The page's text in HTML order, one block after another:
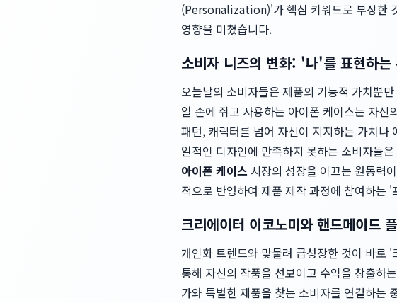
(Personalization)'가 핵심 키워드로 부상한
영향을 미쳤습니다.
소비자 니즈의 변화: '나'를 표현하는
오늘날의 소비자들은 제품의 기능적 가치뿐
일 손에 쥐고 사용하는 아이폰 케이스는 자
패턴, 캐릭터를 넘어 자신이 지지하는 가치나
일적인 디자인에 만족하지 못하는 소비자들
아이폰 케이스 시장의 성장을 이끄는 원동력
적으로 반영하여 제품 제작 과정에 참여하
크리에이터 이코노미와 핸드메이드
개인화 트렌드와 맞물려 급성장한 것이 바로
통해 자신의 작품을 선보이고 수익을 창출하
가와 특별한 제품을 찾는 소비자를 연결하는